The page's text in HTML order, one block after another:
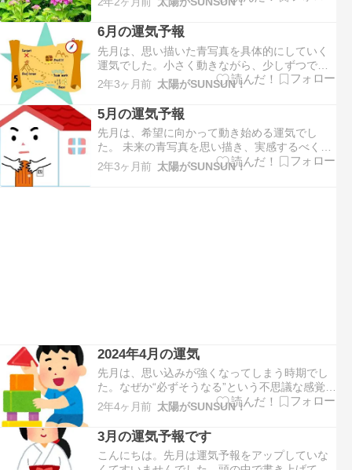
ってしまいます。それは一瞬だけの出来事なの
ですが、この10年以上、毎日の習慣のように襲
ってくる感情です。嘘をつかずに誠実に生きて
きたはずなのに何でだろう…
6月の運気予報
先月は、思い描いた青写真を具体的にしていく
運気でした。小さく動きながら、少しずつでも
前進することを考えていた方も多いのではない
でしょうか。 いつもとは時間の流れが違ってい
たので“停滞”を感じることもあったかもしれませ
ん。今月は、変化、挑戦、コミュニケーション
などを示す５の運気と…
2年3ヶ月前 太陽がSUNSUN！
5月の運気予報
先月は、希望に向かって動き始める運気でし
た。 未来の青写真を思い描き、実感するべく動
いていた方も多いのではないでしょうか。先行
きに不安を感じて感情的になってしまったこと
2年3ヶ月前 太陽がSUNSUN！
2024年4月の運気
先月は、思い込みが強くなってしまう時期でし
た。なぜか“必ずそうなる”という不思議な感覚を
持って過ごされた方も多いのではないでしょう
か。 周りの事が気になっても、愚痴や悪口など
を言って発散しているイメージもあります。 辛
くても、苦しくても、意外とポジティブでいら
れたはずです。今月…
2年4ヶ月前 太陽がSUNSUN！
3月の運気予報です
こんにちは。先月は運気予報をアップしていな